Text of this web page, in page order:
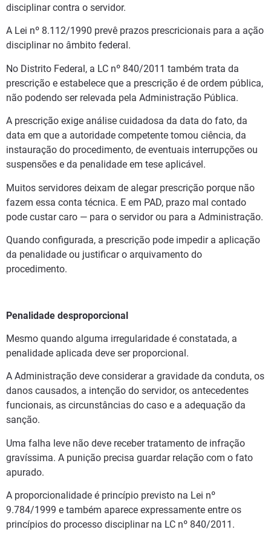
disciplinar contra o servidor.
A Lei nº 8.112/1990 prevê prazos prescricionais para a ação
disciplinar no âmbito federal.
No Distrito Federal, a LC nº 840/2011 também trata da
prescrição e estabelece que a prescrição é de ordem pública,
não podendo ser relevada pela Administração Pública.
A prescrição exige análise cuidadosa da data do fato, da
data em que a autoridade competente tomou ciência, da
instauração do procedimento, de eventuais interrupções ou
suspensões e da penalidade em tese aplicável.
Muitos servidores deixam de alegar prescrição porque não
fazem essa conta técnica. E em PAD, prazo mal contado
pode custar caro — para o servidor ou para a Administração.
Quando configurada, a prescrição pode impedir a aplicação
da penalidade ou justificar o arquivamento do
procedimento.
Penalidade desproporcional
Mesmo quando alguma irregularidade é constatada, a
penalidade aplicada deve ser proporcional.
A Administração deve considerar a gravidade da conduta, os
danos causados, a intenção do servidor, os antecedentes
funcionais, as circunstâncias do caso e a adequação da
sanção.
Uma falha leve não deve receber tratamento de infração
gravíssima. A punição precisa guardar relação com o fato
apurado.
A proporcionalidade é princípio previsto na Lei nº
9.784/1999 e também aparece expressamente entre os
princípios do processo disciplinar na LC nº 840/2011.